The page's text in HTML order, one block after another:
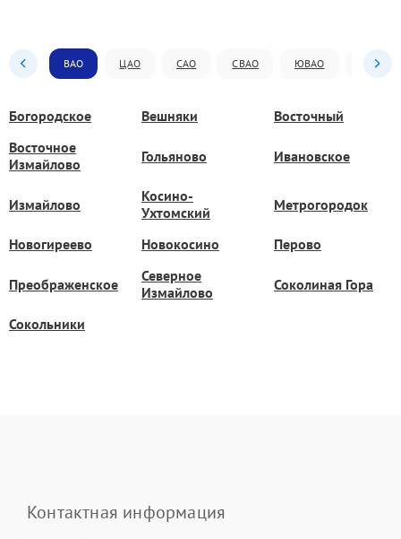
ВАО ЦАО САО СВАО ЮВАО ЮАО
Богородское Вешняки
Восточный
Восточное
Измайлово
Гольяново Ивановское
Измайлово
Косино-
Ухтомский
Метрогородок
Новогиреево Новокосино Перово
Преображенское
Северное
Измайлово
Соколиная Гора
Сокольники
Контактная информация